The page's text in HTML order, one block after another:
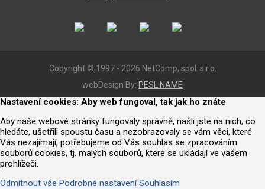
Copyright © 1997 - 2026 NetComp, spol. s r.o.
webDesign By: PESL.NAME
Nastavení cookies: Aby web fungoval, tak jak ho znáte
Aby naše webové stránky fungovaly správně, našli jste na nich, co
hledáte, ušetřili spoustu času a nezobrazovaly se vám věci, které
Vás nezajímají, potřebujeme od Vás souhlas se zpracováním
souborů cookies, tj. malých souborů, které se ukládají ve vašem
prohlížeči.
Odmítnout vše Podrobné nastavení Souhlasím